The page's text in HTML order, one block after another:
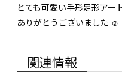
とても可愛い手形足形ア
ありがとうございました ☺︎
関連情報